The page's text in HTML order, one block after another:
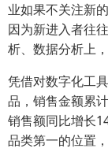
业如果不关注新
因为新进入者往
析、数据分析上
凭借对数字化工
品，销售金额累
销售额同比增长
品类第一的位置